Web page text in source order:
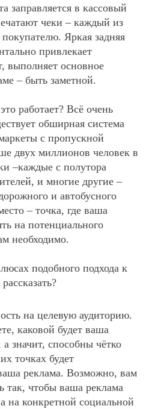
заправляется в кассовый
чеки – каждый из
Яркая задняя
привлекает
выполняет основное
– быть заметной.
работает? Всё очень
обширная система
с пропускной
двух миллионов человек в
–каждые с полутора
и многие другие –
и автобусного
– точка, где ваша
на потенциального
необходимо.
подобного подхода к
на целевую аудиторию.
каковой будет ваша
а значит, способны чётко
точках будет
реклама. Возможно, вам
так, чтобы ваша реклама
на конкретной социальной